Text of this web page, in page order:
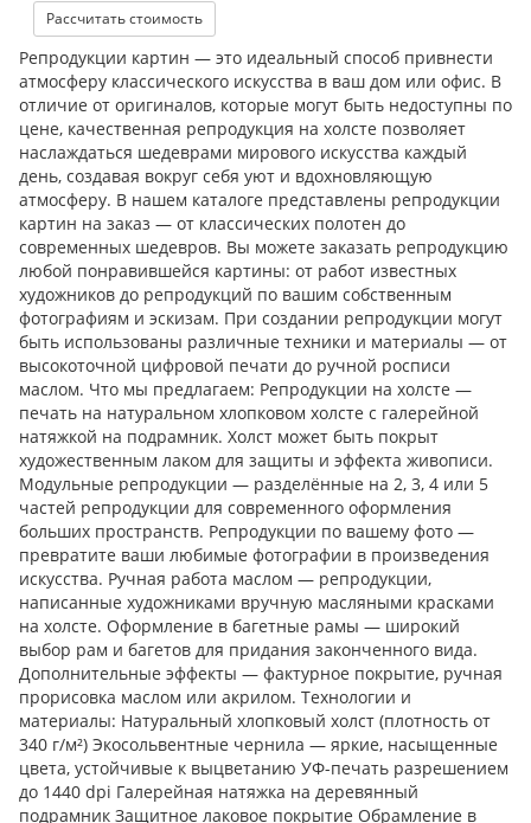
Рассчитать стоимость
Репродукции картин — это идеальный способ привнести
атмосферу классического искусства в ваш дом или офис. В
отличие от оригиналов, которые могут быть недоступны по
цене, качественная репродукция на холсте позволяет
наслаждаться шедеврами мирового искусства каждый
день, создавая вокруг себя уют и вдохновляющую
атмосферу. В нашем каталоге представлены репродукции
картин на заказ — от классических полотен до
современных шедевров. Вы можете заказать репродукцию
любой понравившейся картины: от работ известных
художников до репродукций по вашим собственным
фотографиям и эскизам. При создании репродукции могут
быть использованы различные техники и материалы — от
высокоточной цифровой печати до ручной росписи
маслом. Что мы предлагаем: Репродукции на холсте —
печать на натуральном хлопковом холсте с галерейной
натяжкой на подрамник. Холст может быть покрыт
художественным лаком для защиты и эффекта живописи.
Модульные репродукции — разделённые на 2, 3, 4 или 5
частей репродукции для современного оформления
больших пространств. Репродукции по вашему фото —
превратите ваши любимые фотографии в произведения
искусства. Ручная работа маслом — репродукции,
написанные художниками вручную масляными красками
на холсте. Оформление в багетные рамы — широкий
выбор рам и багетов для придания законченного вида.
Дополнительные эффекты — фактурное покрытие, ручная
прорисовка маслом или акрилом. Технологии и
материалы: Натуральный хлопковый холст (плотность от
340 г/м²) Экосольвентные чернила — яркие, насыщенные
цвета, устойчивые к выцветанию УФ-печать разрешением
до 1440 dpi Галерейная натяжка на деревянный
подрамник Защитное лаковое покрытие Обрамление в